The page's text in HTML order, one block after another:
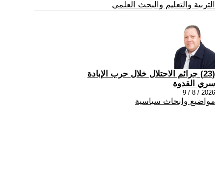
التربية والتعليم والبحث العلمي
(23) جرائم الاحتلال خلال حرب الإبادة
سري القدوة
2026 / 8 / 9
مواضيع وابحاث سياسية